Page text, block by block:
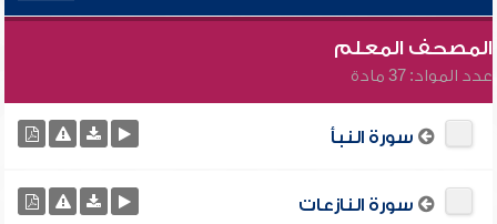
المصحف المعلم
عدد المواد: 37 مادة
سورة النبأ
سورة النازعات